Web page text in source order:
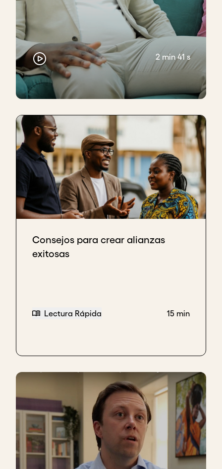
2 min 41 s
Consejos para crear alianzas
exitosas
Lectura Rápida 15 min